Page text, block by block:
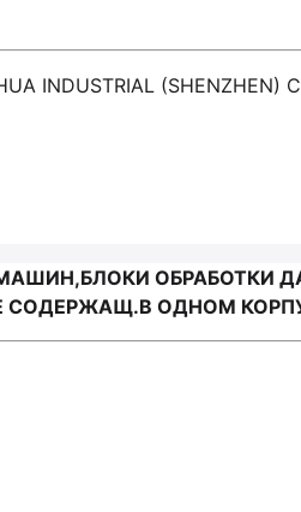
INDUSTRIAL (SHENZHEN)
ОБРАБОТКИ
ОДНОМ